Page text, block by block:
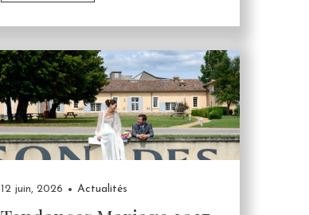
12 juin, 2026 Actualités